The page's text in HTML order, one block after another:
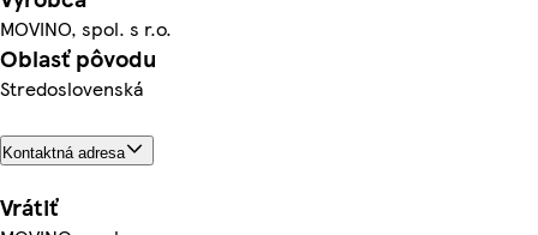
MOVINO, spol. s r.o.
Oblasť pôvodu
Stredoslovenská
Kontaktná adresa
Vrátiť